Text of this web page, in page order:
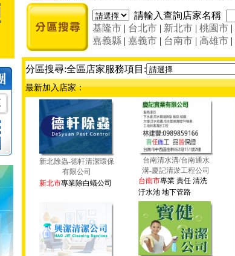
請輸入查詢店家名稱
基隆市 | 台北市 | 新北市 | 桃園市 |
嘉義縣 | 嘉義市 | 台南市 | 高雄市 |
分區搜尋:全區店家服務項目:
最新加入店家：
新北除蟲-德軒清潔環保
有限公司
新北市專業除白蟻公司
台南清水溝/台南通水
溝-慶記清淤工程公司
台南市專業 責任 清洗
汙水池 地下管路